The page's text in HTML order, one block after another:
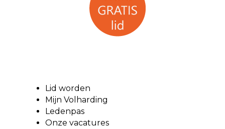
Lid worden
Mijn Volharding
Ledenpas
Onze vacatures